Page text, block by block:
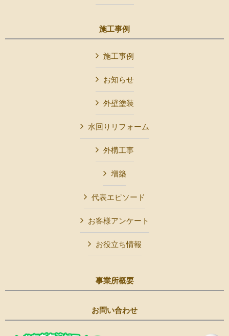
施工事例
施工事例
お知らせ
外壁塗装
水回りリフォーム
外構工事
増築
代表エピソード
お客様アンケート
お役立ち情報
事業所概要
お問い合わせ